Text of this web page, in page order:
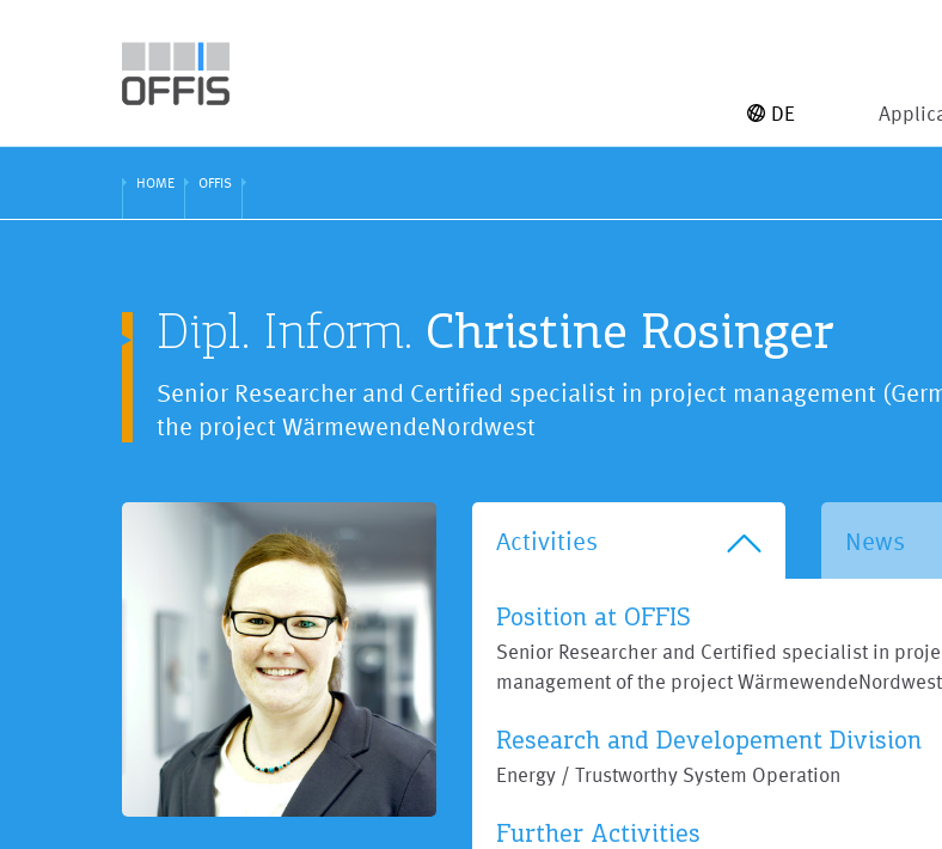
DE
HOME OFFIS
Dipl. Inform. Christine Rosinger
Senior Researcher and Certified specialist in project management
the project WärmewendeNordwest
Activities News
Position at OFFIS
Senior Researcher and Certified specialist in
management of the project WärmewendeNordwest
Research and Developement Division
Energy / Trustworthy System Operation
Further Activities